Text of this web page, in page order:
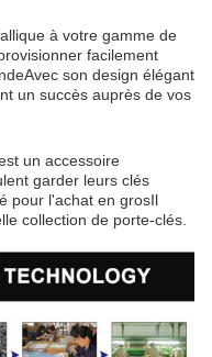
à votre gamme de
facilement
son design élégant
un succès auprès de vos
un accessoire
garder leurs clés
pour l'achat en grosIl
collection de porte-clés.